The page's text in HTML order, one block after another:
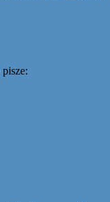
pisze: